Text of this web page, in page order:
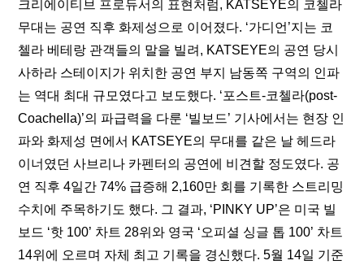
크리에이티브 프로듀서의 표현처럼, KATSEYE의 코첼라
무대는 공연 직후 화제성으로 이어졌다. ‘가디언 ’지는 코
첼라 베테랑 관객들의 말을 빌려, KATSEYE의 공연 당시
사하라 스테이지가 위치한 공연 부지 남동쪽 구역의 인파
는 역대 최대 규모였다고 보도했다. ‘포스트-코첼라(post-
Coachella)’의 파급력을 다룬 ‘빌보드’ 기사에서는 현장 인
파와 화제성 면에서 KATSEYE의 무대를 같은 날 헤드라
이너였던 사브리나 카펜터의 공연에 비견할 정도였다. 공
연 직후 4일간 74% 급증해 2,160만 회를 기록한 스트리밍
수치에 주목하기도 했다. 그 결과, ‘PINKY UP’은 미국 빌
보드 ‘핫 100’ 차트 28위와 영국 ‘오피셜 싱글 톱 100’ 차트
14위에 오르며 자체 최고 기록을 경신했다. 5월 14일 기준